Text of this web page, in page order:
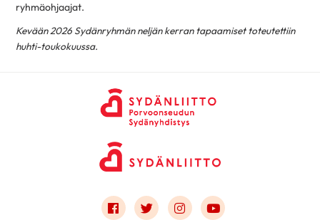
ryhmäohjaajat.
Kevään 2026 Sydänryhmän neljän kerran tapaamiset toteutettiin
huhti-toukokuussa.
Link to facebook
Link to twitter
Link to instagram
Link to youtube